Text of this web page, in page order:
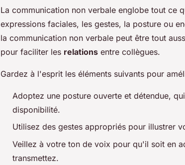
La communication non verbale englobe tout ce
expressions faciales, les gestes, la posture ou
la communication non verbale peut être tout
pour faciliter les relations entre collègues.
Gardez à l'esprit les éléments suivants pour
Adoptez une posture ouverte et détendue,
disponibilité.
Utilisez des gestes appropriés pour illustrer
Veillez à votre ton de voix pour qu'il soit en
transmettez.